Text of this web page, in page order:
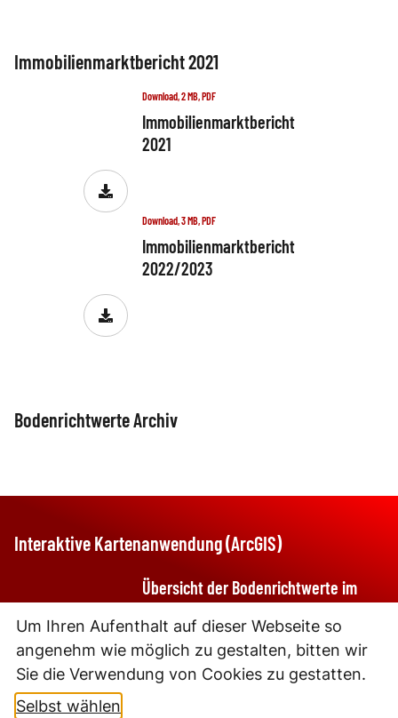
Immobilienmarktbericht 2021
Download, 2 MB, PDF
Immobilienmarktbericht
2021
Download, 3 MB, PDF
Immobilienmarktbericht
2022/2023
Bodenrichtwerte Archiv
Interaktive Kartenanwendung (ArcGIS)
Übersicht der Bodenrichtwerte im
Landkreis
Um Ihren Aufenthalt auf dieser Webseite so
angenehm wie möglich zu gestalten, bitten wir
Sie die Verwendung von Cookies zu gestatten.
Selbst wählen